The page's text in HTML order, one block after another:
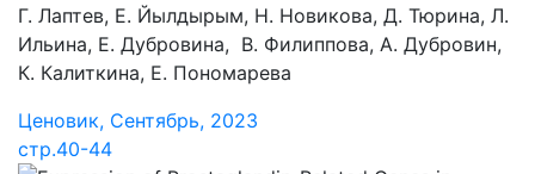
Г. Лаптев, Е. Йылдырым, Н. Новикова, Д. Тюрина, Л.
Ильина, Е. Дубровина, В. Филиппова, А. Дубровин,
К. Калиткина, Е. Пономарева
Ценовик, Сентябрь, 2023
стр.40-44